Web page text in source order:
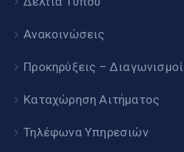
Ανακοινώσεις
Προκηρύξεις – Διαγωνισμοί
Καταχώρηση Αιτήματος
Τηλέφωνα Υπηρεσιών